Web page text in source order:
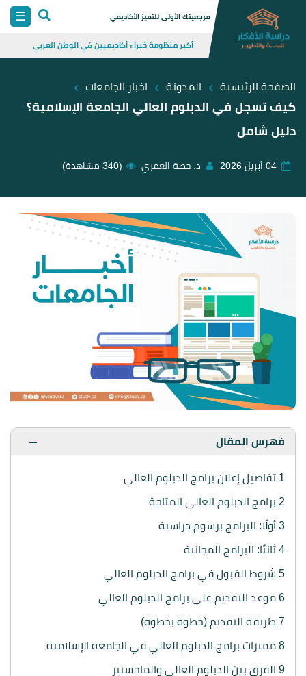
Skip
☰ مرجعيتك الأولى للتميز الأكاديمي
أكبر منظومة خبراء أكاديميين في الوطن العربي
الصفحة الرئيسية › المدونة › اخبار الجامعات ›
كيف تسجل في الدبلوم العالي الجامعة الإسلامية؟
دليل شامل
04 أبريل 2026 د. حصة العمري (340 مشاهدة)
فهرس المقال
1 تفاصيل إعلان برامج الدبلوم العالي
2 برامج الدبلوم العالي المتاحة
3 أولًا: البرامج برسوم دراسية
4 ثانيًا: البرامج المجانية
5 شروط القبول في برامج الدبلوم العالي
6 موعد التقديم على برامج الدبلوم العالي
7 طريقة التقديم (خطوة بخطوة)
8 مميزات برامج الدبلوم العالي في الجامعة الإسلامية
9 الفرق بين الدبلوم العالي والماجستير